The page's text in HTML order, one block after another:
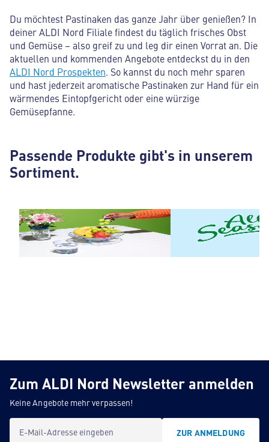
Du möchtest Pastinaken das ganze Jahr über genießen? In
deiner ALDI Nord Filiale findest du täglich frisches Obst
und Gemüse – also greif zu und leg dir einen Vorrat an. Die
aktuellen und kommenden Angebote entdeckst du in den
ALDI Nord Prospekten. So kannst du noch mehr sparen
und hast jederzeit aromatische Pastinaken zur Hand für ein
wärmendes Eintopfgericht oder eine würzige
Gemüsepfanne.
Passende Produkte gibt's in unserem
Sortiment.
Zum ALDI Nord Newsletter anmelden
Keine Angebote mehr verpassen!
E-Mail-Adresse eingeben ZUR ANMELDUNG